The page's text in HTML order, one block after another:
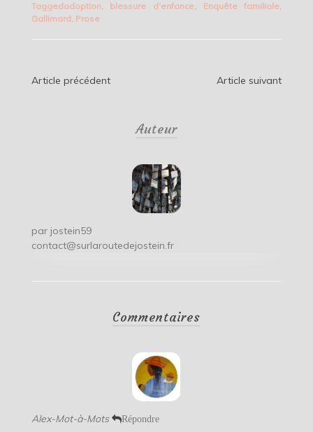
Taggedadoption, blessure d’enfance, Enquête familiale,
Gallimard, Prose
Navigation
Article précédent Article suivant
Auteur
par jostein59
contact@surlaroutedejostein.fr
Commentaires
Alex-Mot-à-Mots Répondre